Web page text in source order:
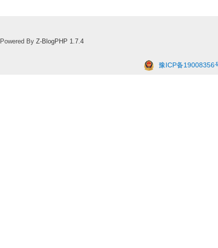
Powered By Z-BlogPHP 1.7.4
豫ICP备19008356